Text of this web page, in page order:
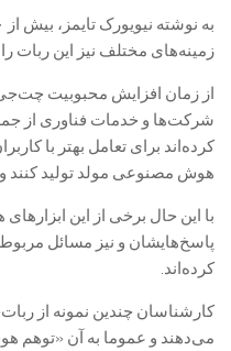
زمینه‌های مختلف نیز این ربات
از زمان افزایش محبوبیت
شرکت‌ها و خدمات فناوری از
کرده‌اند برای تعامل بهتر با
هوش مصنوعی مولد تولید کنند و
با این حال برخی از این
پاسخ‌هایشان و نیز مسائل
کرده‌اند.
کارشناسان چندین نمونه از
می‌دهند و عموما به آن